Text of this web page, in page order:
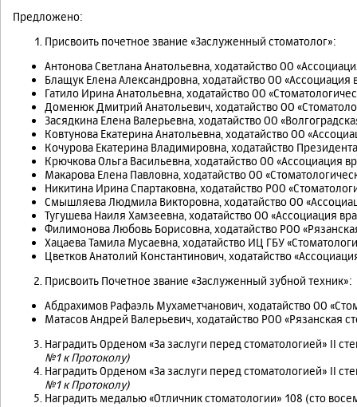
Предложено:
Присвоить почетное звание «Заслуженный стоматолог»:
Антонова Светлана Анатольевна, ходатайство ОО
Блащук Елена Александровна, ходатайство ОО
Гатило Ирина Анатольевна, ходатайство ОО
Доменюк Дмитрий Анатольевич, ходатайство ОО
Засядкина Елена Валерьевна, ходатайство ОО
Ковтунова Екатерина Анатольевна, ходатайство ОО
Кочурова Екатерина Владимировна, ходатайство
Крючкова Ольга Васильевна, ходатайство ОО «Ассоциация
Макарова Елена Павловна, ходатайство ОО
Никитина Ирина Спартаковна, ходатайство РОО
Смышляева Людмила Викторовна, ходатайство ОО
Тугушева Наиля Хамзеевна, ходатайство ОО «Ассоциация
Филимонова Любовь Борисовна, ходатайство РОО
Хацаева Тамила Мусаевна, ходатайство ИЦ ГБУ
Цветков Анатолий Константинович, ходатайство
Присвоить Почетное звание «Заслуженный зубной техник»:
Абдрахимов Рафаэль Мухаметчанович, ходатайство ОО
Матасов Андрей Валерьевич, ходатайство РОО «Рязанская
Наградить Орденом «За заслуги перед стоматологией» II
№1 к Протоколу)
Наградить Орденом «За заслуги перед стоматологией» II
№1 к Протоколу)
Наградить медалью «Отличник стоматологии» 108 (сто